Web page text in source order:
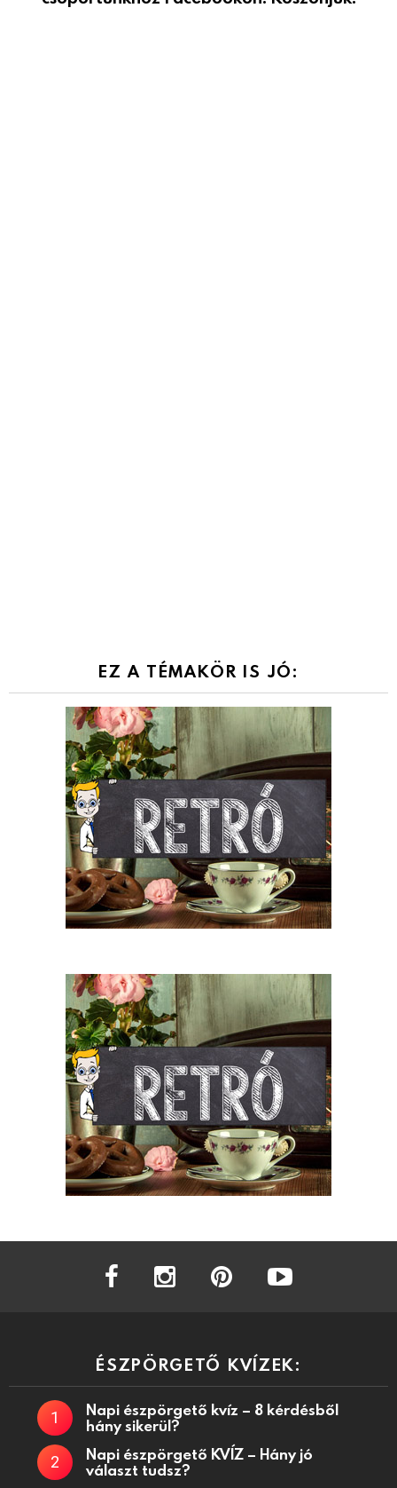
EZ A TÉMAKÖR IS JÓ:
facebook instagram
ÉSZPÖRGETŐ KVÍZEK:
Napi észpörgető kvíz – 8 kérdésből
hány sikerül?
Napi észpörgető KVÍZ – Hány jó
választ tudsz?